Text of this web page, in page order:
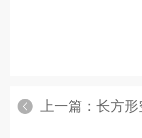
上一篇： 长方